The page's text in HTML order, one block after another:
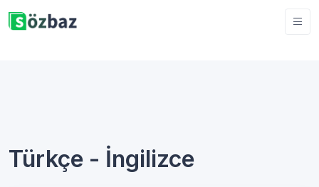
Türkçe - İngilizce